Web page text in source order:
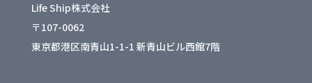
Life Ship株式会社
〒107-0062
東京都港区南青山1-1-1 新青山ビル西館7階